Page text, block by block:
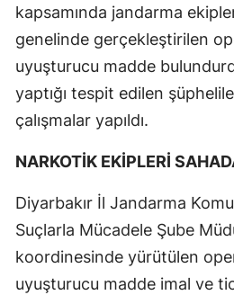
kapsamında jandarma
genelinde gerçekleştirilen
uyuşturucu madde
yaptığı tespit edilen
çalışmalar yapıldı.
NARKOTİK EKİPLERİ
Diyarbakır İl Jandarma
Suçlarla Mücadele Şube
koordinesinde yürütülen
uyuşturucu madde imal ve